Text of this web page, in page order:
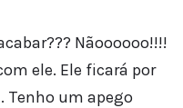
Nãoooooo!!!!
ele. Ele ficará por
um apego